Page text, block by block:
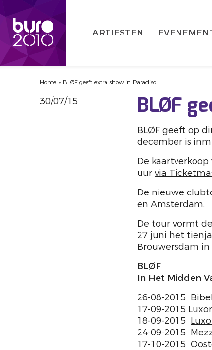
ARTIESTEN
Home » BLØF geeft extra show in Paradiso
30/07/15 BLØF
BLØF geeft op
december is
De
uur via
De nieuwe
en Amsterdam.
De tour vormt
27 juni het
Brouwersdam
BLØF
In Het Midden
26-08-2015
17-09-2015
18-09-2015
24-09-2015
17-10-2015